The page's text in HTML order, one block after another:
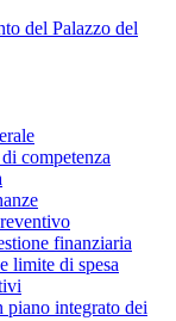
del Palazzo del
competenza
finanziaria
limite di spesa
piano integrato dei